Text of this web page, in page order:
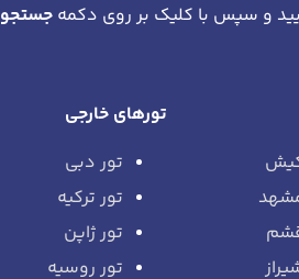
و سپس با کلیک بر روی دکمه جستجو
تورهای خارجی
تور دبی
تور ترکیه
تور ژاپن
تور روسیه